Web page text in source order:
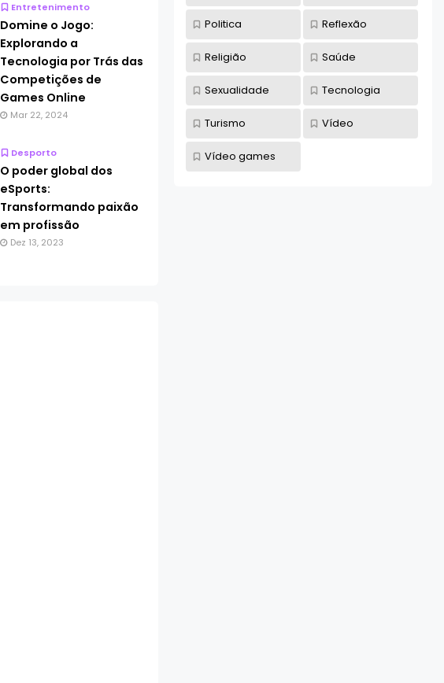
Entretenimento
Domine o Jogo:
Explorando a
Tecnologia por Trás das
Competições de
Games Online
Mar 22, 2024
Desporto
O poder global dos
eSports:
Transformando paixão
em profissão
Dez 13, 2023
Politica Reflexão
Religião Saúde
Sexualidade Tecnologia
Turismo Vídeo
Vídeo games